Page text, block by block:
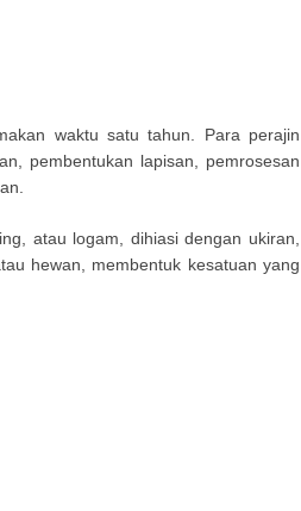
waktu satu tahun. Para perajin
pembentukan lapisan, pemrosesan
atau logam, dihiasi dengan ukiran,
hewan, membentuk kesatuan yang